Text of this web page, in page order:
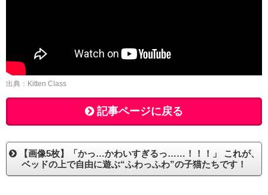
出典：Kitten Class
記事ページに戻る
【画像5枚】「かっ…かわいすぎるっ……！！！」 これが、
ベッドの上で自由に遊ぶ“ふわっふわ”の子猫たちです！